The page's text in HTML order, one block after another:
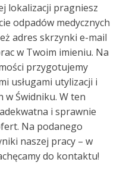
lokalizacji pragniesz
odpadów medycznych
adres skrzynki e-mail
w Twoim imieniu. Na
przygotujemy
usługami utylizacji i
w Świdniku. W ten
i sprawnie
Na podanego
naszej pracy – w
do kontaktu!